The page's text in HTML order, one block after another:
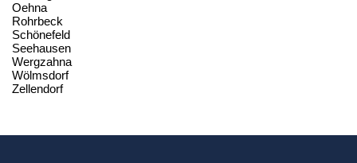
Oehna
Rohrbeck
Schönefeld
Seehausen
Wergzahna
Wölmsdorf
Zellendorf